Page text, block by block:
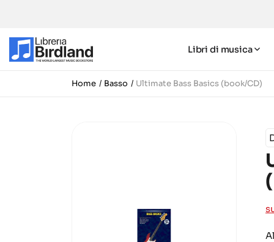
Libri di musica
Home Basso Ultimate Bass Basics (book/CD)